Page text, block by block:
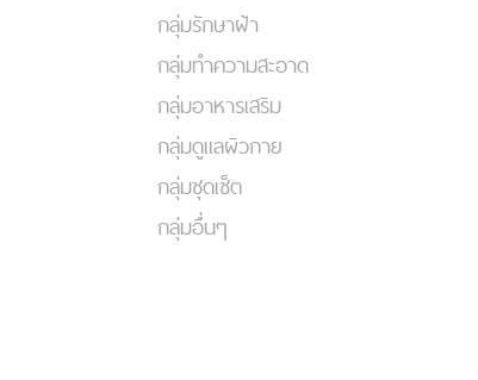
กลุ่มรักษาฝ้า
กลุ่มทำความสะอาด
กลุ่มอาหารเสริม
กลุ่มดูแลผิวกาย
กลุ่มชุดเซ็ต
กลุ่มอื่นๆ